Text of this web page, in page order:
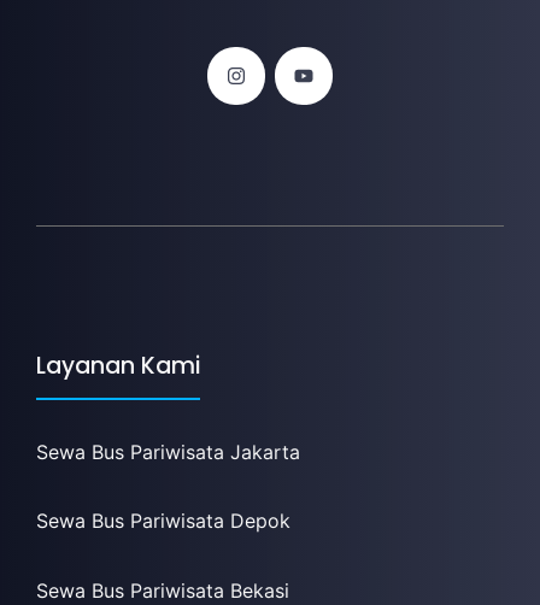
Layanan Kami
Sewa Bus Pariwisata Jakarta
Sewa Bus Pariwisata Depok
Sewa Bus Pariwisata Bekasi